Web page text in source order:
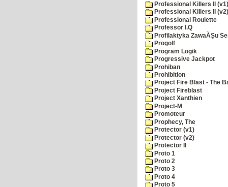
Professional Killers II (v1)
Professional Killers II (v2)
Professional Roulette
Professor I.Q
Profilaktyka ZawaĂŞu
Progolf
Program Logik
Progressive Jackpot
Prohiban
Prohibition
Project Fire Blast - The
Project Fireblast
Project Xanthien
Project-M
Promoteur
Prophecy, The
Protector (v1)
Protector (v2)
Protector II
Proto 1
Proto 2
Proto 3
Proto 4
Proto 5